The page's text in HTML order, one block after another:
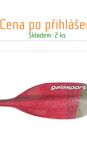
Cena po
Skladem: 2 ks